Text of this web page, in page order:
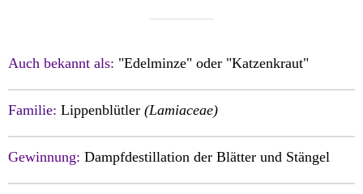
Auch bekannt als: "Edelminze" oder "Katzenkraut"
Familie: Lippenblütler (Lamiaceae)
Gewinnung: Dampfdestillation der Blätter und Stängel